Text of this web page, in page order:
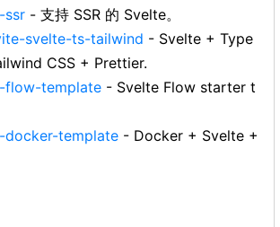
ssr - 支持 SSR 的 Svelte。
svelte-ts-tailwind - Svelte + Type
CSS + Prettier.
flow-template - Svelte Flow starter t
template - Docker + Svelte +